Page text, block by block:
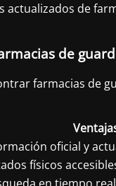
de
de
farmacias de
oficial y
físicos